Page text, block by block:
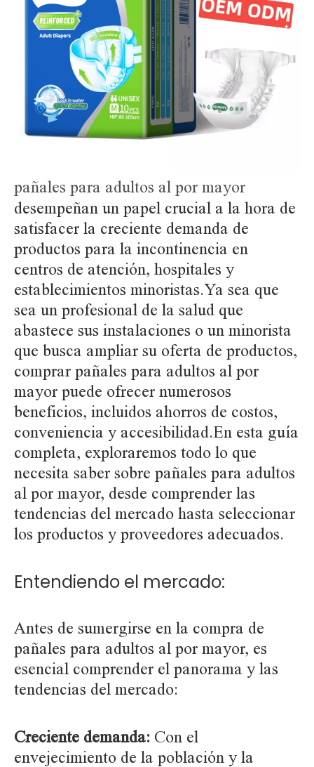
pañales para adultos al por mayor
desempeñan un papel crucial a la hora de
satisfacer la creciente demanda de
productos para la incontinencia en
centros de atención, hospitales y
establecimientos minoristas.Ya sea que
sea un profesional de la salud que
abastece sus instalaciones o un minorista
que busca ampliar su oferta de productos,
comprar pañales para adultos al por
mayor puede ofrecer numerosos
beneficios, incluidos ahorros de costos,
conveniencia y accesibilidad.En esta guía
completa, exploraremos todo lo que
necesita saber sobre pañales para adultos
al por mayor, desde comprender las
tendencias del mercado hasta seleccionar
los productos y proveedores adecuados.
Entendiendo el mercado:
Antes de sumergirse en la compra de
pañales para adultos al por mayor, es
esencial comprender el panorama y las
tendencias del mercado:
Creciente demanda: Con el
envejecimiento de la población y la